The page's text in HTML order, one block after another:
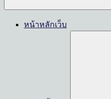
หน้าหลักเว็บ